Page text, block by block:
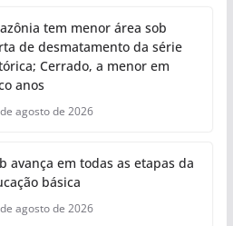
tem menor área sob
de desmatamento da série
Cerrado, a menor em
anos
agosto de 2026
avança em todas as etapas da
básica
agosto de 2026